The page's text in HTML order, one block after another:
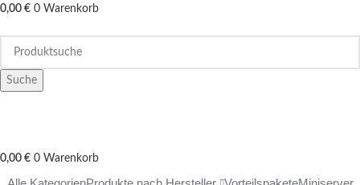
0,00 € 0 Warenkorb
Suche
0,00 € 0 Warenkorb